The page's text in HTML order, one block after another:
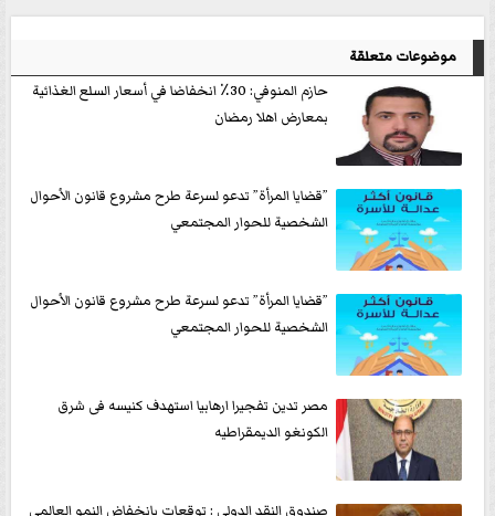
موضوعات متعلقة
حازم المنوفي: 30٪ انخفاضا في أسعار السلع الغذائية
بمعارض اهلا رمضان
”قضايا المرأة” تدعو لسرعة طرح مشروع قانون الأحوال
الشخصية للحوار المجتمعي
”قضايا المرأة” تدعو لسرعة طرح مشروع قانون الأحوال
الشخصية للحوار المجتمعي
مصر تدين تفجيرا ارهابيا استهدف كنيسه فى شرق
الكونغو الديمقراطيه
صندوق النقد الدولى : توقعات بانخفاض النمو العالمى